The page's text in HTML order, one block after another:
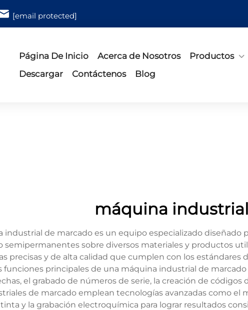
[email protected]
Página De Inicio Acerca de Nosotros Productos
Descargar
Contáctenos Blog
máquina
industrial de marcado es un equipo especializado diseñado
semipermanentes sobre diversos materiales y productos
precisas y de alta calidad que cumplen con los
funciones principales de una máquina industrial de
el grabado de números de serie, la creación de
de marcado emplean tecnologías avanzadas como el
y la grabación electroquímica para lograr resultados